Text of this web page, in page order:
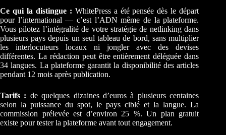
Ce qui la distingue : WhitePress a été pensée dès le départ
pour l’international — c’est l’ADN même de la plateforme.
Vous pilotez l’intégralité de votre stratégie de netlinking dans
plusieurs pays depuis un seul tableau de bord, sans multiplier
les interlocuteurs locaux ni jongler avec des devises
différentes. La rédaction peut être entièrement déléguée dans
34 langues. La plateforme garantit la disponibilité des articles
pendant 12 mois après publication.
Tarifs : de quelques dizaines d’euros à plusieurs centaines
selon la puissance du spot, le pays ciblé et la langue. La
commission prélevée est d’environ 25 %. Un plan gratuit
existe pour tester la plateforme avant tout engagement.